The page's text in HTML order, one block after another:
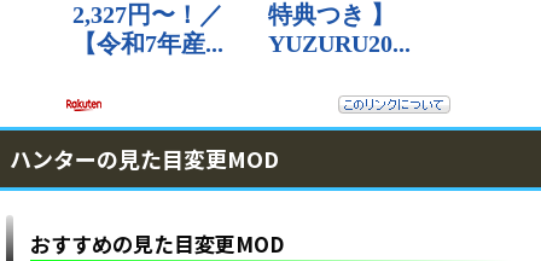
ハンターの見た目変更MOD
おすすめの見た目変更MOD